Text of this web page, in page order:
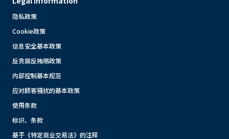
隐私政策
Cookie政策
信息安全基本政策
反贪腐反贿赂政策
内部控制基本规范
应对顾客骚扰的基本政策
使用条款
标识、条款
基于《特定商业交易法》的注释